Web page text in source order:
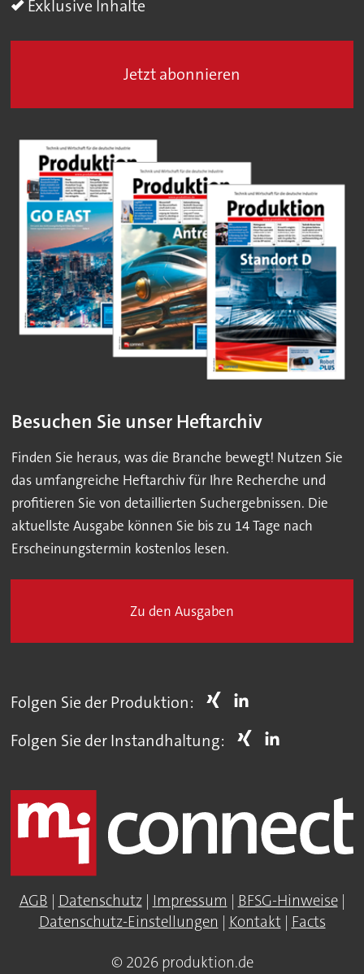
Exklusive Inhalte
Jetzt abonnieren
Besuchen Sie unser Heftarchiv
Finden Sie heraus, was die Branche bewegt! Nutzen Sie
das umfangreiche Heftarchiv für Ihre Recherche und
profitieren Sie von detaillierten Suchergebnissen. Die
aktuellste Ausgabe können Sie bis zu 14 Tage nach
Erscheinungstermin kostenlos lesen.
Zu den Ausgaben
Folgen Sie der Produktion:
Folgen Sie der Instandhaltung:
AGB | Datenschutz| Impressum | BFSG-Hinweise|
Datenschutz-Einstellungen | Kontakt| Facts
© 2026 produktion.de